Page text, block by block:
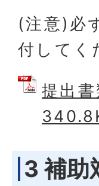
(注意)必
付してく
提出
3 補助